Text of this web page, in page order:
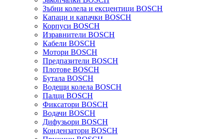
Зъбни колела и ексцентици BOSCH
Капаци и капачки BOSCH
Корпуси BOSCH
Изравнители BOSCH
Кабели BOSCH
Мотори BOSCH
Предпазители BOSCH
Плотове BOSCH
Бутала BOSCH
Водещи колела BOSCH
Палци BOSCH
Фиксатори BOSCH
Водачи BOSCH
Дифузьори BOSCH
Кондензатори BOSCH